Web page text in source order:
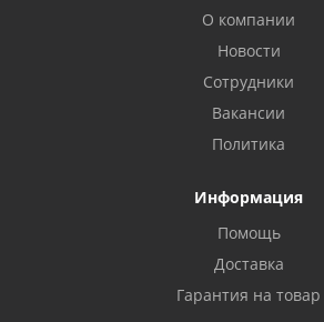
О компании
Новости
Сотрудники
Вакансии
Политика
Информация
Помощь
Доставка
Гарантия на товар